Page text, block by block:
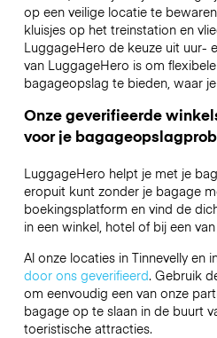
op een veilige locatie te
kluisjes op het treinstation en
LuggageHero de keuze uit uur-
van LuggageHero is om
bagageopslag te bieden, waar
Onze geverifieerde
voor je
LuggageHero helpt je met je
eropuit kunt zonder je bagage
boekingsplatform en vind de
in een winkel, hotel of bij een
Al onze locaties in Tinnevelly en
door ons geverifieerd. Gebruik
om eenvoudig een van onze
bagage op te slaan in de buurt
toeristische attracties.